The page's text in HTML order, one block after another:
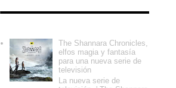
The Shannara Chronicles,
elfos magia y fantasía
para una nueva serie de
televisión
La nueva serie de